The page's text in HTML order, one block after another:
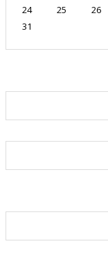
24
25 26
31